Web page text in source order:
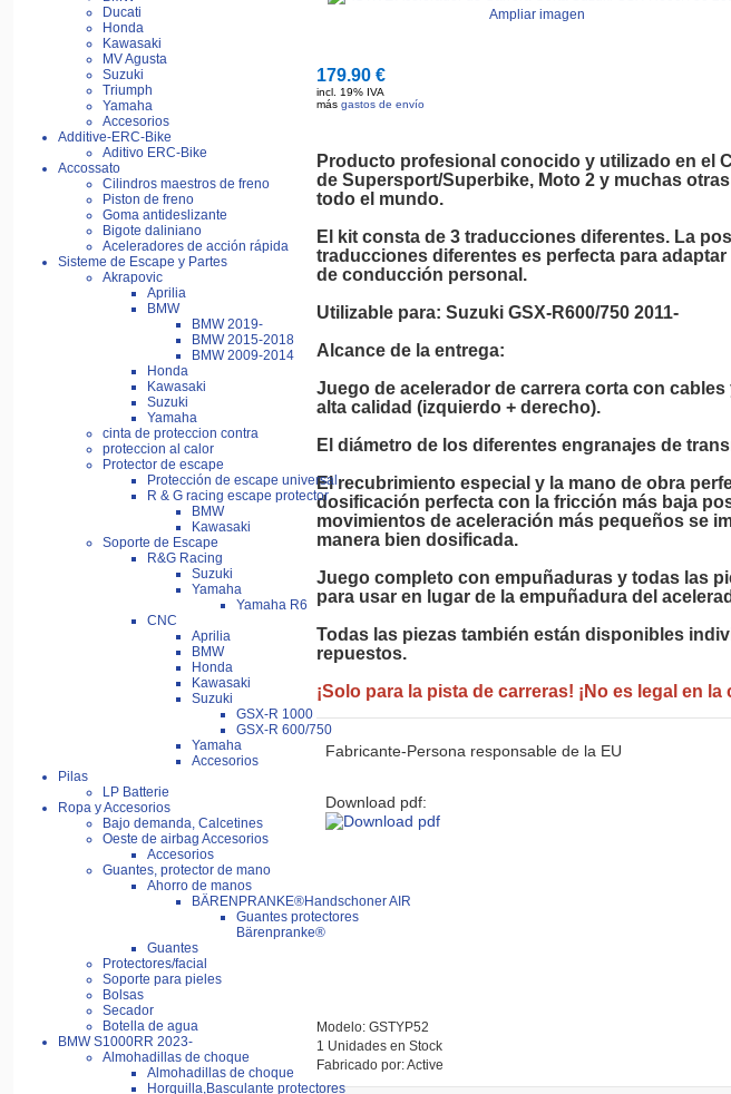
Ducati
Honda
Kawasaki
MV Agusta
Suzuki
Triumph
Yamaha
Accesorios
Additive-ERC-Bike
Aditivo ERC-Bike
Accossato
Cilindros maestros de freno
Piston de freno
Goma antideslizante
Bigote daliniano
Aceleradores de acción rápida
Sisteme de Escape y Partes
Akrapovic
Aprilia
BMW
BMW 2019-
BMW 2015-2018
BMW 2009-2014
Honda
Kawasaki
Suzuki
Yamaha
cinta de proteccion contra
proteccion al calor
Protector de escape
Protección de escape universal
R & G racing escape protector
BMW
Kawasaki
Soporte de Escape
R&G Racing
Suzuki
Yamaha
Yamaha R6
CNC
Aprilia
BMW
Honda
Kawasaki
Suzuki
GSX-R 1000
GSX-R 600/750
Yamaha
Accesorios
Pilas
LP Batterie
Ropa y Accesorios
Bajo demanda, Calcetines
Oeste de airbag Accesorios
Accesorios
Guantes, protector de mano
Ahorro de manos
BÄRENPRANKE®Handschoner AIR
Guantes protectores
Bärenpranke®
Guantes
Protectores/facial
Soporte para pieles
Bolsas
Secador
Botella de agua
BMW S1000RR 2023-
Almohadillas de choque
Almohadillas de choque
Horquilla,Basculante protectores
Ampliar imagen
179.90 €
incl. 19% IVA
másgastos de envío
Producto profesional conocido y utilizado en el
de Supersport/Superbike, Moto 2 y muchas
todo el mundo.
El kit consta de 3 traducciones diferentes. La
traducciones diferentes es perfecta para
de conducción personal.
Utilizable para: Suzuki GSX-R600/750 2011-
Alcance de la entrega:
Juego de acelerador de carrera corta con
alta calidad (izquierdo + derecho).
El diámetro de los diferentes engranajes de
El recubrimiento especial y la mano de obra
dosificación perfecta con la fricción más baja
movimientos de aceleración más pequeños se
manera bien dosificada.
Juego completo con empuñaduras y todas las
para usar en lugar de la empuñadura del
Todas las piezas también están disponibles
repuestos.
¡Solo para la pista de carreras! ¡No es legal en la
Fabricante-Persona responsable de la EU
Download pdf:
Modelo: GSTYP52
1 Unidades en Stock
Fabricado por: Active